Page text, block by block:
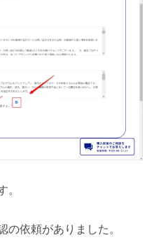
。
の依頼がありました。